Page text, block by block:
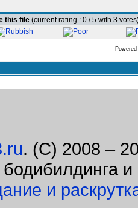
this file (current rating : 0 / 5 with 3
. (C) 2008 –
и